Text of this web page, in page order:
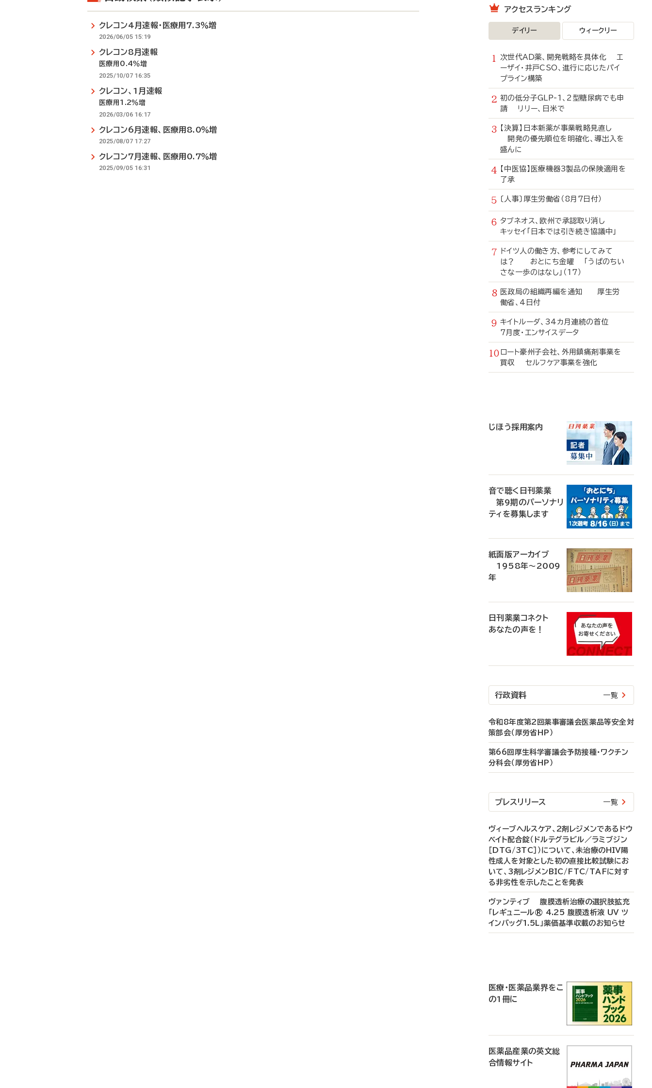
クレコン4月速報・医療用7.3％増
2026/06/05 15:19
クレコン8月速報
医療用0.4％増
2025/10/07 16:35
クレコン、1月速報
医療用1.2％増
2026/03/06 16:17
クレコン6月速報、医療用8.0％増
2025/08/07 17:27
クレコン7月速報、医療用0.7％増
2025/09/05 16:31
アクセスランキング
デイリー ウィークリー
次世代AD薬、開発戦略を具体化 エ
ーザイ・井戸CSO、進行に応じたパイ
プライン構築
初の低分子GLP-1、2型糖尿病でも申
請 リリー、日米で
【決算】日本新薬が事業戦略見直し
開発の優先順位を明確化、導出入を
盛んに
【中医協】医療機器3製品の保険適用を
了承
〔人事〕厚生労働省（8月7日付）
タブネオス、欧州で承認取り消し
キッセイ「日本では引き続き協議中」
ドイツ人の働き方、参考にしてみて
は？ おとにち金曜 「うぱのちい
さな一歩のはなし」（17）
医政局の組織再編を通知 厚生労
働省、4日付
キイトルーダ、34カ月連続の首位
7月度・エンサイスデータ
ロート豪州子会社、外用鎮痛剤事業を
買収 セルフケア事業を強化
じほう採用案内
音で聴く日刊薬業
第9期のパーソナリ
ティを募集します
紙面版アーカイブ
1958年～2009
年
日刊薬業コネクト
あなたの声を！
行政資料 一覧
令和8年度第2回薬事審議会医薬品等安全対
策部会（厚労省HP）
第66回厚生科学審議会予防接種・ワクチン
分科会（厚労省HP）
プレスリリース 一覧
ヴィーブヘルスケア、2剤レジメンであるドウ
ベイト配合錠（ドルテグラビル／ラミブジン
［DTG/3TC］）について、未治療のHIV陽
性成人を対象とした初の直接比較試験にお
いて、3剤レジメンBIC/FTC/TAFに対す
る非劣性を示したことを発表
ヴァンティブ 腹膜透析治療の選択肢拡充
「レギュニール® 4.25 腹膜透析液 UV ツ
インバッグ1.5L」薬価基準収載のお知らせ
医療・医薬品業界をこ
の1冊に
医薬品産業の英文総
合情報サイト